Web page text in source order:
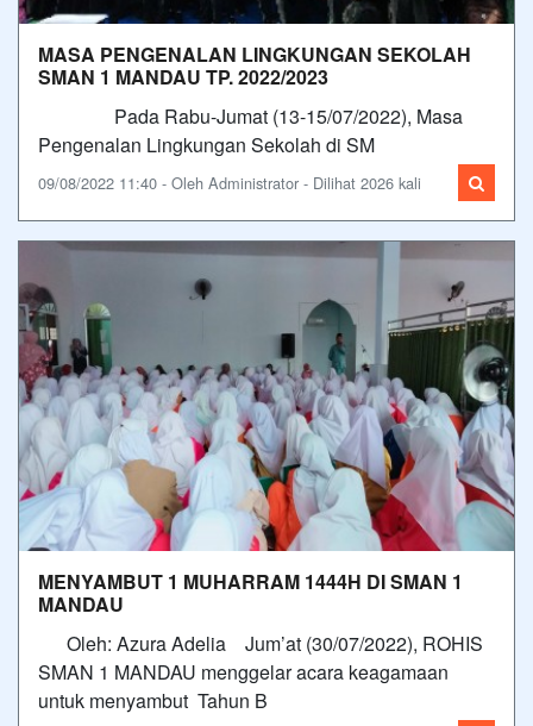
MASA PENGENALAN LINGKUNGAN SEKOLAH
SMAN 1 MANDAU TP. 2022/2023
Pada Rabu-Jumat (13-15/07/2022), Masa
Pengenalan Lingkungan Sekolah di SM
09/08/2022 11:40 - Oleh Administrator - Dilihat 2026 kali
MENYAMBUT 1 MUHARRAM 1444H DI SMAN 1
MANDAU
Oleh: Azura Adelia Jum’at (30/07/2022), ROHIS
SMAN 1 MANDAU menggelar acara keagamaan
untuk menyambut Tahun B